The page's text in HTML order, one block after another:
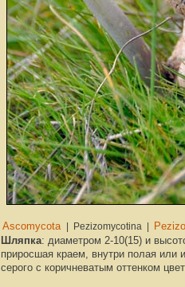
Шляпка: диаметром 2-10(15) и
приросшая краем, внутри полая или
серого с коричневатым оттенком